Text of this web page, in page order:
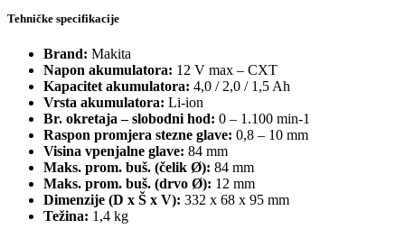
Tehničke specifikacije
Brand: Makita
Napon akumulatora: 12 V max – CXT
Kapacitet akumulatora: 4,0 / 2,0 / 1,5 Ah
Vrsta akumulatora: Li-ion
Br. okretaja – slobodni hod: 0 – 1.100 min-1
Raspon promjera stezne glave: 0,8 – 10 mm
Visina vpenjalne glave: 84 mm
Maks. prom. buš. (čelik Ø): 84 mm
Maks. prom. buš. (drvo Ø): 12 mm
Dimenzije (D x Š x V): 332 x 68 x 95 mm
Težina: 1,4 kg